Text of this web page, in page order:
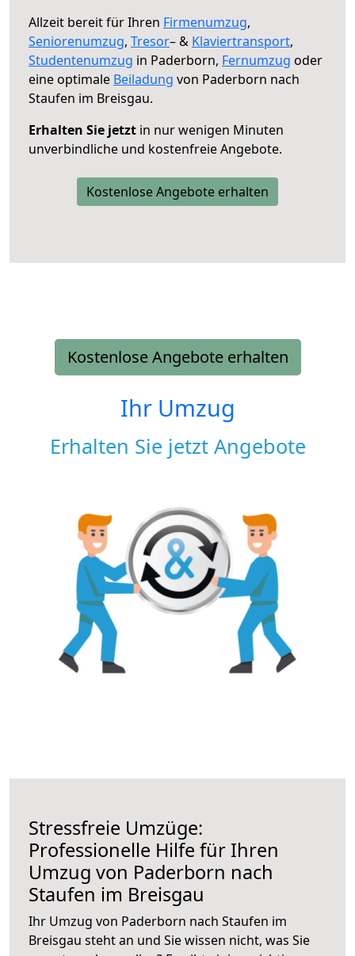
Allzeit bereit für Ihren Firmenumzug,
Seniorenumzug, Tresor– & Klaviertransport,
Studentenumzug in Paderborn, Fernumzug oder
eine optimale Beiladung von Paderborn nach
Staufen im Breisgau.
Erhalten Sie jetzt in nur wenigen Minuten
unverbindliche und kostenfreie Angebote.
Kostenlose Angebote erhalten
Kostenlose Angebote erhalten
Ihr Umzug
Erhalten Sie jetzt Angebote
Stressfreie Umzüge:
Professionelle Hilfe für Ihren
Umzug von Paderborn nach
Staufen im Breisgau
Ihr Umzug von Paderborn nach Staufen im
Breisgau steht an und Sie wissen nicht, was Sie